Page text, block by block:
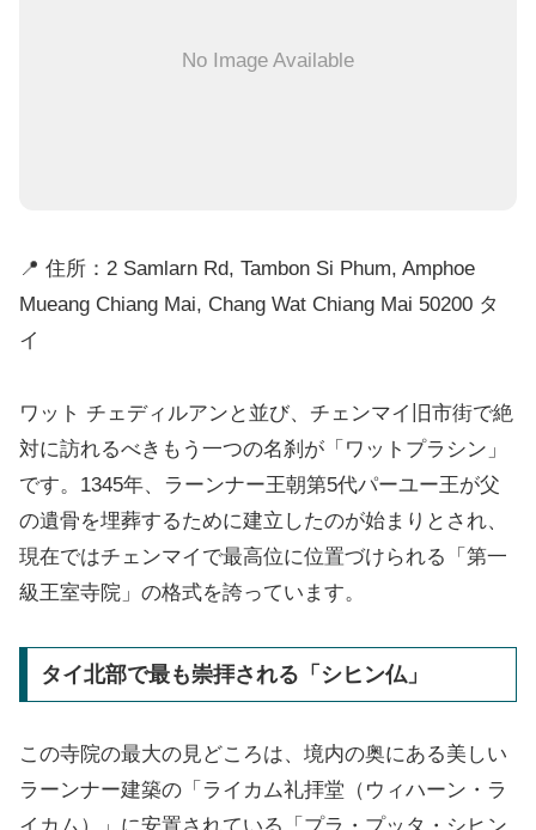
No Image Available
📍 住所：2 Samlarn Rd, Tambon Si Phum, Amphoe
Mueang Chiang Mai, Chang Wat Chiang Mai 50200 タ
イ
ワット チェディルアンと並び、チェンマイ旧市街で絶
対に訪れるべきもう一つの名刹が「ワットプラシン」
です。1345年、ラーンナー王朝第5代パーユー王が父
の遺骨を埋葬するために建立したのが始まりとされ、
現在ではチェンマイで最高位に位置づけられる「第一
級王室寺院」の格式を誇っています。
タイ北部で最も崇拝される「シヒン仏」
この寺院の最大の見どころは、境内の奥にある美しい
ラーンナー建築の「ライカム礼拝堂（ウィハーン・ラ